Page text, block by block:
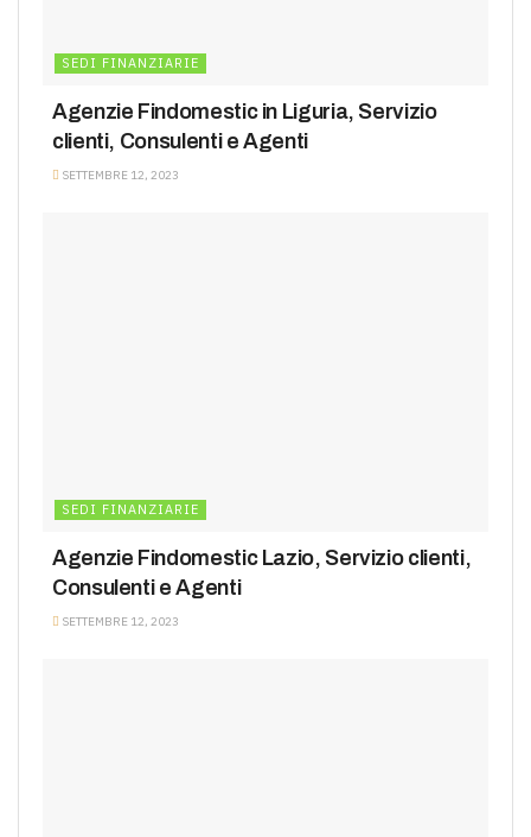
SEDI FINANZIARIE
Agenzie Findomestic in Liguria, Servizio
clienti, Consulenti e Agenti
SETTEMBRE 12, 2023
SEDI FINANZIARIE
Agenzie Findomestic Lazio, Servizio clienti,
Consulenti e Agenti
SETTEMBRE 12, 2023